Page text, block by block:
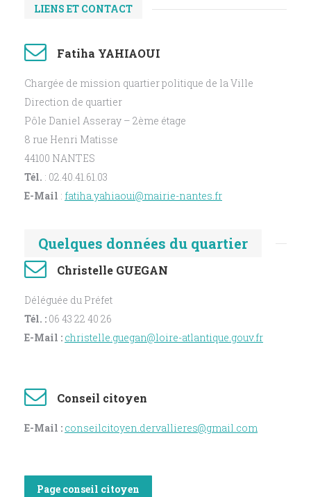
LIENS ET CONTACT
Fatiha YAHIAOUI
Chargée de mission quartier politique de la Ville
Direction de quartier
Pôle Daniel Asseray – 2ème étage
8 rue Henri Matisse
44100 NANTES
Tél. : 02.40.41.61.03
E-Mail : fatiha.yahiaoui@mairie-nantes.fr
Quelques données du quartier
Christelle GUEGAN
Déléguée du Préfet
Tél. : 06 43 22 40 26
E-Mail : christelle.guegan@loire-atlantique.gouv.fr
Conseil citoyen
E-Mail : conseilcitoyen.dervallieres@gmail.com
Page conseil citoyen